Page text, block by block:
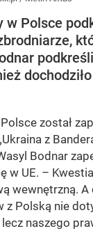
Polsce
został
z
Bodnar
w UE. –
wewnętrzną.
Polską nie
naszego